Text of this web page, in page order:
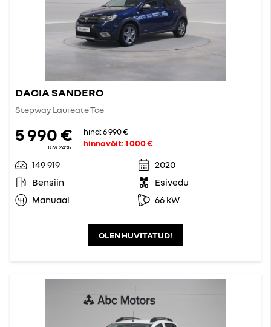
DACIA SANDERO
Stepway Laureate Tce
5 990 €
KM 24%
hind:6 990 €
hinnavõit:1 000 €
149 919
2020
Bensiin
Esivedu
Manuaal
66 kW
OLEN HUVITATUD!